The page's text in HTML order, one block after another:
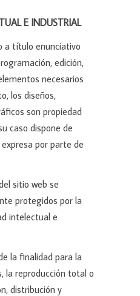
E INDUSTRIAL
a título enunciativo
edición,
necesarios
los diseños,
son propiedad
caso dispone de
por parte de
sitio web se
protegidos por la
intelectual e
la finalidad para la
la reproducción total o
distribución y